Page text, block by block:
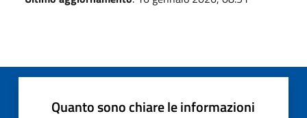
Quanto sono chiare le informazioni